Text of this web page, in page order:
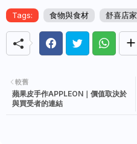
Tags: 食物與食材 舒喜店家
較舊
蘋果皮手作APPLEON｜價值取決於
與買受者的連結